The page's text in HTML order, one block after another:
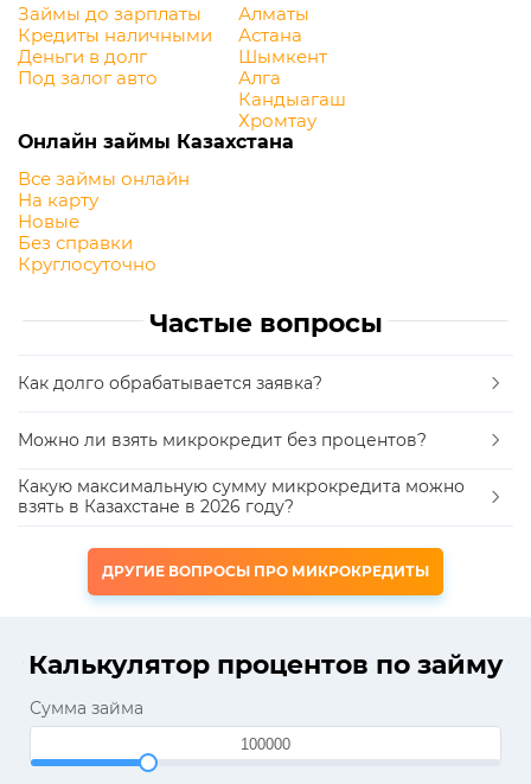
Займы до зарплаты
Кредиты наличными
Деньги в долг
Под залог авто
Алматы
Астана
Шымкент
Алга
Кандыагаш
Хромтау
Онлайн займы Казахстана
Все займы онлайн
На карту
Новые
Без справки
Круглосуточно
Частые вопросы
Как долго обрабатывается заявка?
Можно ли взять микрокредит без процентов?
Какую максимальную сумму микрокредита можно
взять в Казахстане в 2026 году?
ДРУГИЕ ВОПРОСЫ ПРО МИКРОКРЕДИТЫ
Калькулятор процентов по займу
Сумма займа